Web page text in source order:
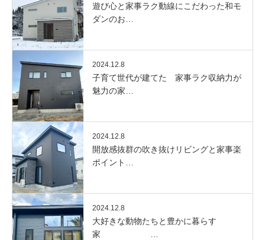
遊び心と家事ラク動線にこだわった和モ
ダンのお…
2024.12.8
子育て世代が建てた 家事ラク収納力が
魅力の家…
2024.12.8
開放感抜群の吹き抜けリビングと家事楽
ポイント…
2024.12.8
大好きな動物たちと豊かに暮らす
家 …